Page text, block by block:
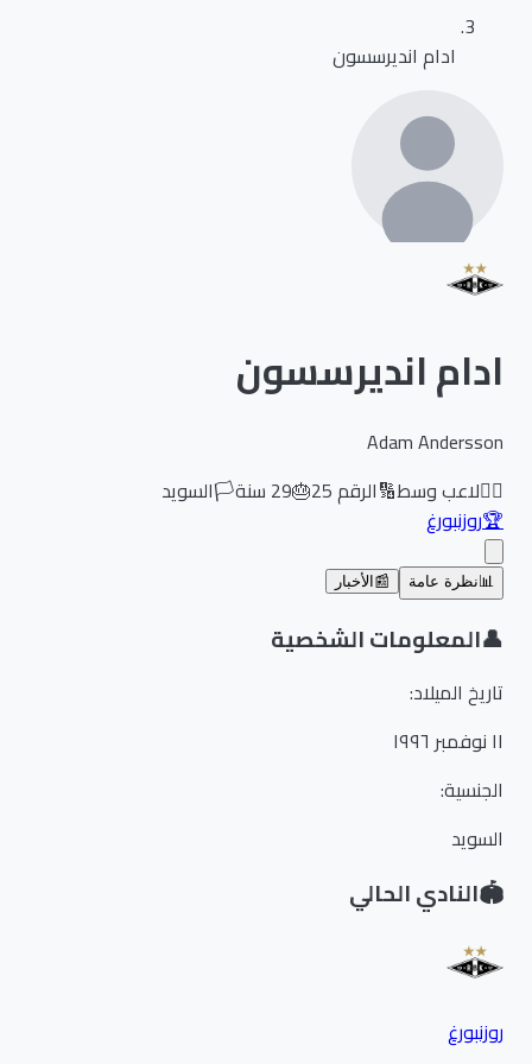
ادام انديرسسون
ادام انديرسسون
Adam Andersson
لاعب وسط🔢الرقم25
🎂
29سنة🏳️السويد
روزنبورغ
نظرة عامة 📰 الأخبار
المعلومات الشخصية
تاريخ الميلاد:
الجنسية:
السويد
النادي الحالي
روزنبورغ